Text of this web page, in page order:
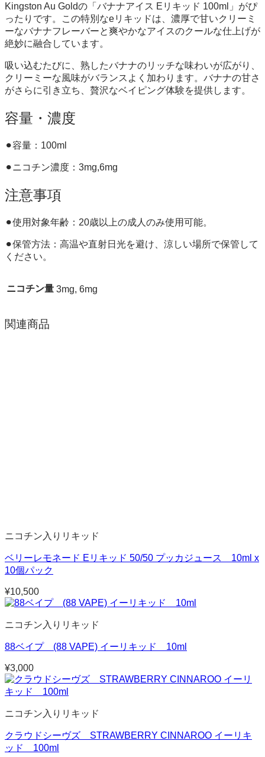
Kingston Au Goldの「バナナアイス Eリキッド 100ml」がぴ
ったりです。この特別なeリキッドは、濃厚で甘いクリーミ
ーなバナナフレーバーと爽やかなアイスのクールな仕上げが
絶妙に融合しています。
吸い込むたびに、熟したバナナのリッチな味わいが広がり、
クリーミーな風味がバランスよく加わります。バナナの甘さ
がさらに引き立ち、贅沢なベイピング体験を提供します。
容量・濃度
⚫︎容量：100ml
⚫︎ニコチン濃度：3mg,6mg
注意事項
⚫︎使用対象年齢：20歳以上の成人のみ使用可能。
⚫︎保管方法：高温や直射日光を避け、涼しい場所で保管して
ください。
ニコチン量 3mg, 6mg
関連商品
ニコチン入りリキッド
ベリーレモネード Eリキッド 50/50 プッカジュース 10ml x
10個パック
¥10,500
ニコチン入りリキッド
88ベイプ (88 VAPE) イーリキッド 10ml
¥3,000
ニコチン入りリキッド
クラウドシーヴズ STRAWBERRY CINNAROO イーリキ
ッド 100ml